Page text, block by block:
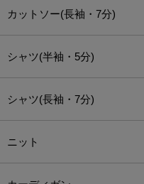
カットソー(長袖・7分)
シャツ(半袖・5分)
シャツ(長袖・7分)
ニット